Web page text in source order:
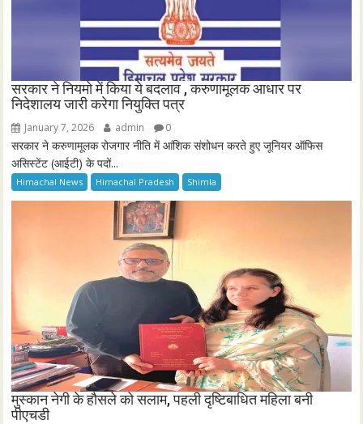
सरकार ने नियमो में किया ये बदलाव , करुणामूलक आधार पर
निदेशालय जारी करेगा नियुक्ति पत्र
January 7, 2026 admin 0
सरकार ने करुणामूलक रोजगार नीति में आंशिक संशोधन करते हुए जूनियर ऑफिस
असिस्टेंट (आईटी) के पदों...
Himachal News Himachal Pradesh Shimla
मुस्कान नेगी के हौसले को सलाम, पहली दृष्टिबाधित महिला बनी
पीएचडी